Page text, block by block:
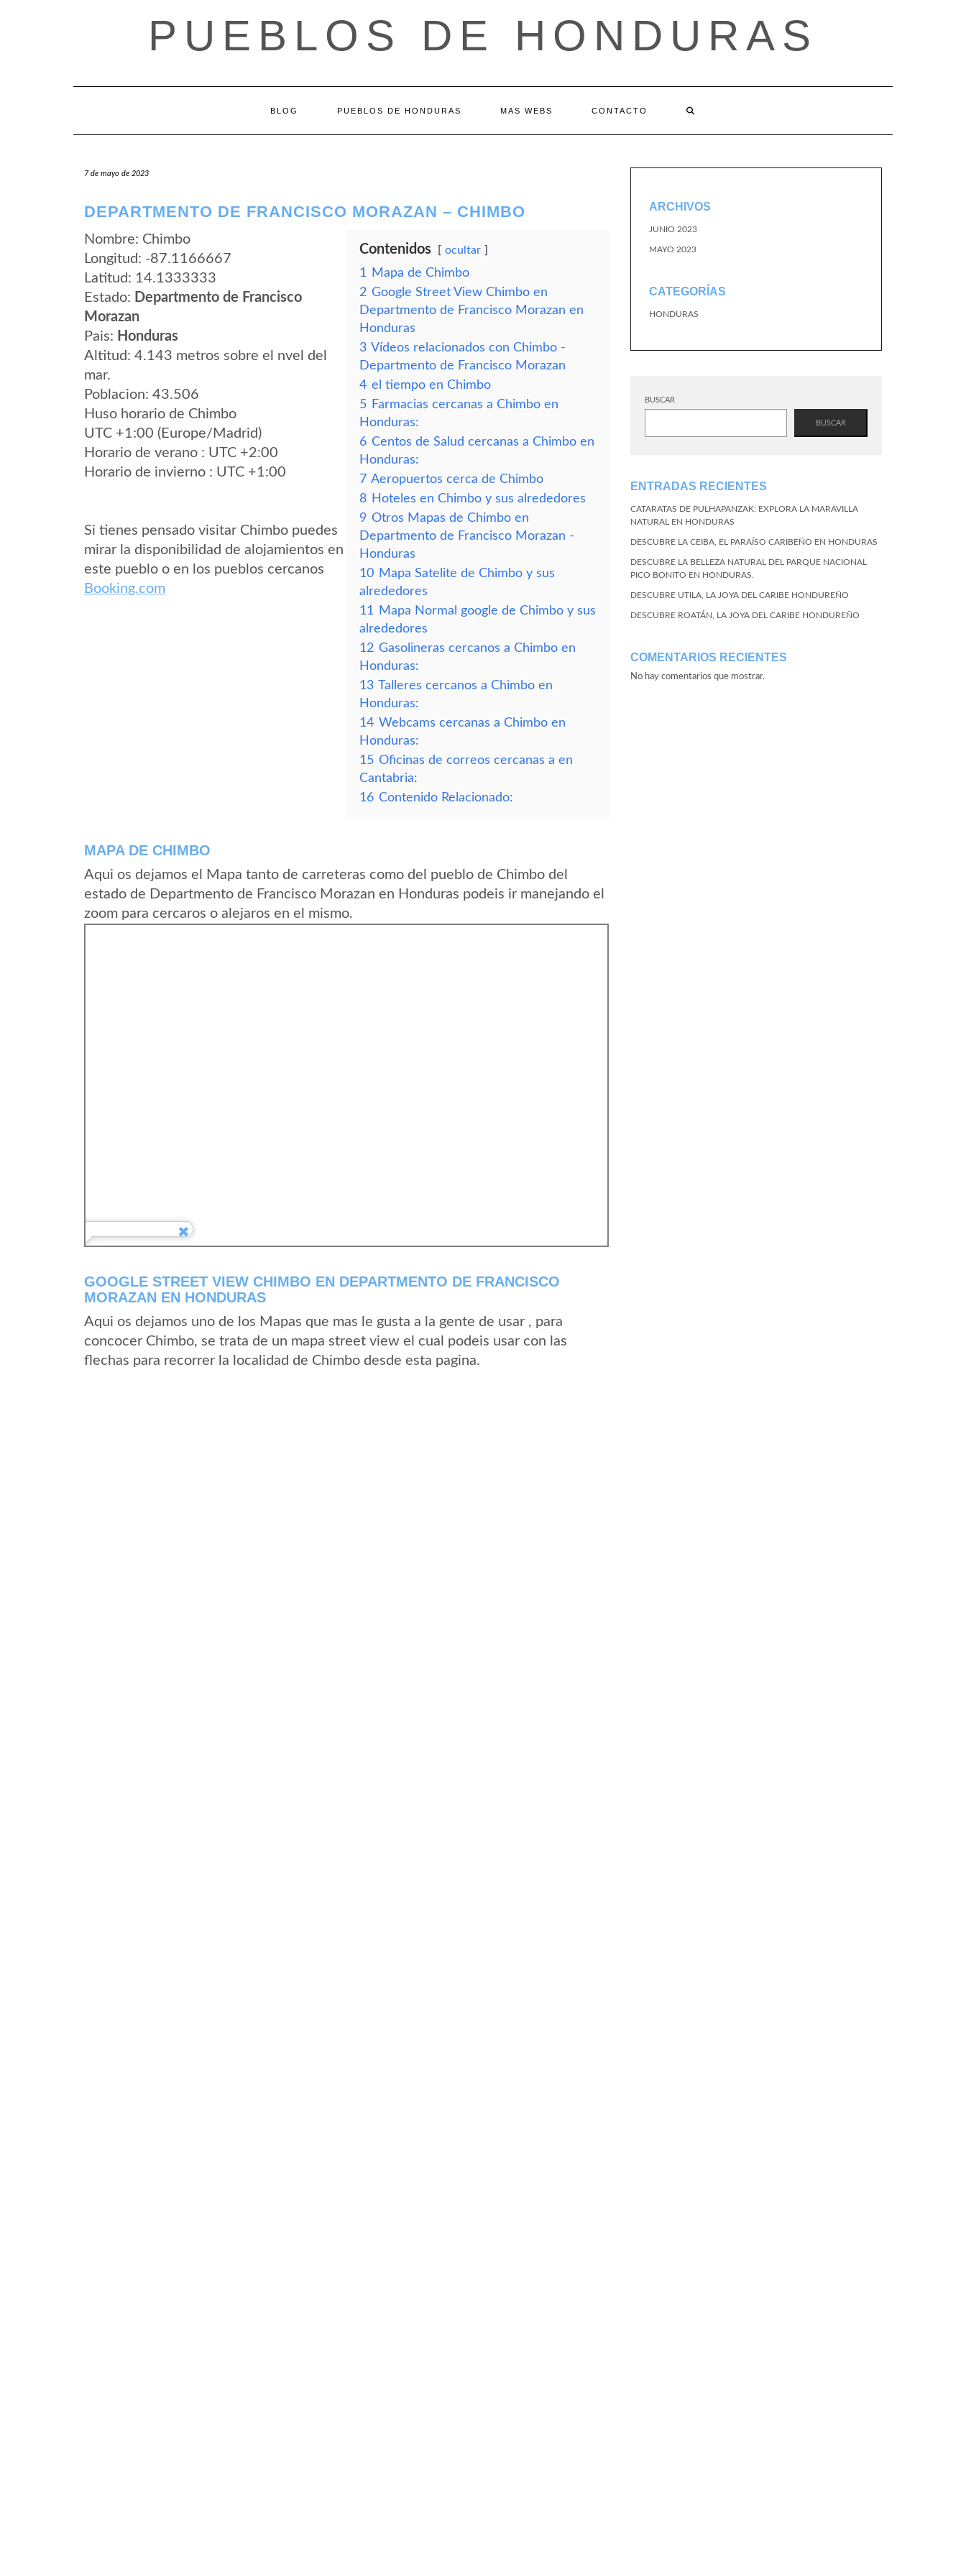
PUEBLOS DE HONDURAS
BLOG PUEBLOS DE HONDURAS MAS WEBS CONTACTO
7 de mayo de 2023
DEPARTMENTO DE FRANCISCO MORAZAN – CHIMBO
Nombre: Chimbo
Longitud: -87.1166667
Latitud: 14.1333333
Estado: Departmento de Francisco
Morazan
Pais: Honduras
Altitud: 4.143 metros sobre el nvel del
mar.
Poblacion: 43.506
Huso horario de Chimbo
UTC +1:00 (Europe/Madrid)
Horario de verano : UTC +2:00
Horario de invierno : UTC +1:00
Si tienes pensado visitar Chimbo puedes
mirar la disponibilidad de alojamientos en
este pueblo o en los pueblos cercanos
Booking.com
Contenidos ocultar
1
Mapa de Chimbo
2 Google Street View Chimbo en
Departmento de Francisco Morazan en
Honduras
3 Vídeos relacionados con Chimbo -
Departmento de Francisco Morazan
4 el tiempo en Chimbo
5 Farmacias cercanas a Chimbo en
Honduras:
6 Centos de Salud cercanas a Chimbo en
Honduras:
7 Aeropuertos cerca de Chimbo
8 Hoteles en Chimbo y sus alrededores
9 Otros Mapas de Chimbo en
Departmento de Francisco Morazan -
Honduras
10 Mapa Satelite de Chimbo y sus
alrededores
11
Mapa Normal google de Chimbo y sus
alrededores
12 Gasolineras cercanos a Chimbo en
Honduras:
13 Talleres cercanos a Chimbo en
Honduras:
14 Webcams cercanas a Chimbo en
Honduras:
15 Oficinas de correos cercanas a en
Cantabria:
16 Contenido Relacionado:
MAPA DE CHIMBO
Aqui os dejamos el Mapa tanto de carreteras como del pueblo de Chimbo del
estado de Departmento de Francisco Morazan en Honduras podeis ir manejando el
zoom para cercaros o alejaros en el mismo.
GOOGLE STREET VIEW CHIMBO EN DEPARTMENTO DE FRANCISCO
MORAZAN EN HONDURAS
Aqui os dejamos uno de los Mapas que mas le gusta a la gente de usar , para
concocer Chimbo, se trata de un mapa street view el cual podeis usar con las
flechas para recorrer la localidad de Chimbo desde esta pagina.
ARCHIVOS
JUNIO 2023
MAYO 2023
CATEGORÍAS
HONDURAS
BUSCAR
BUSCAR
ENTRADAS RECIENTES
CATARATAS DE PULHAPANZAK: EXPLORA LA MARAVILLA
NATURAL EN HONDURAS
DESCUBRE LA CEIBA, EL PARAÍSO CARIBEÑO EN HONDURAS
DESCUBRE LA BELLEZA NATURAL DEL PARQUE NACIONAL
PICO BONITO EN HONDURAS.
DESCUBRE UTILA, LA JOYA DEL CARIBE HONDUREÑO
DESCUBRE ROATÁN, LA JOYA DEL CARIBE HONDUREÑO
COMENTARIOS RECIENTES
No hay comentarios que mostrar.